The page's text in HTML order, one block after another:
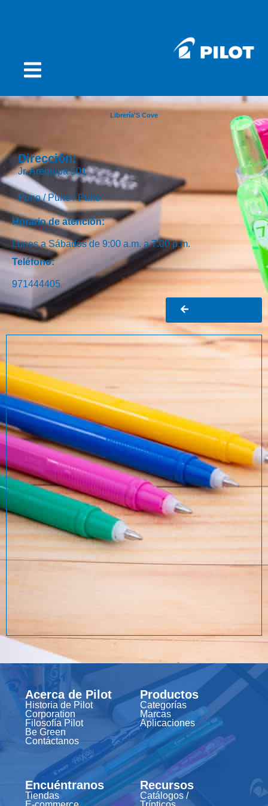
Librería'S Cove
Dirección:
Jr. Arequipa 501
Puno / Puno /Puno
Horario de atención:
Lunes a Sábados de 9:00 a.m. a 7:00 p.m.
Teléfono:
971444405
Acerca de Pilot
Historia de Pilot
Corporation
Filosofía Pilot
Be Green
Contáctanos
Productos
Categorías
Marcas
Aplicaciones
Encuéntranos
Tiendas
Recursos
Catálogos /